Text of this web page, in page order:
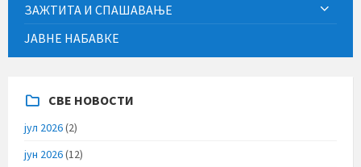
ЗАЖТИТА И СПАШАВАЊЕ
ЈАВНЕ НАБАВКЕ
СВЕ НОВОСТИ
јул 2026(2)
јун 2026(12)